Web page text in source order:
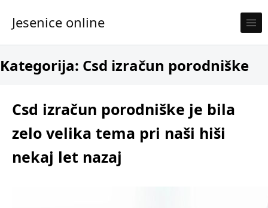
Skip to content
Jesenice online
Kategorija: Csd izračun porodniške
Csd izračun porodniške je bila
zelo velika tema pri naši hiši
nekaj let nazaj